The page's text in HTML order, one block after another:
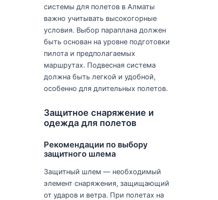
системы для полетов в Алматы
важно учитывать высокогорные
условия. Выбор параплана должен
быть основан на уровне подготовки
пилота и предполагаемых
маршрутах. Подвесная система
должна быть легкой и удобной,
особенно для длительных полетов.
Защитное снаряжение и
одежда для полетов
Рекомендации по выбору
защитного шлема
Защитный шлем — необходимый
элемент снаряжения, защищающий
от ударов и ветра. При полетах на